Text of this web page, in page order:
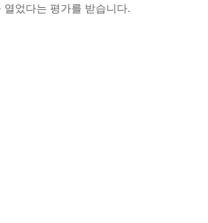
열었다는 평가를 받습니다.